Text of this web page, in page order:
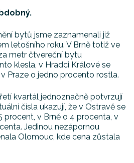
bytů jsme zaznamenali již
letošního roku. V Brně totiž ve
metr čtvereční bytu
klesla, v Hradci Králové se
Praze o jedno procento rostla.
kvartál jednoznačně potvrzují
čísla ukazují, že v Ostravě se
procent, v Brně o 4 procenta, v
Jedinou nezápornou
Olomouc, kde cena zůstala